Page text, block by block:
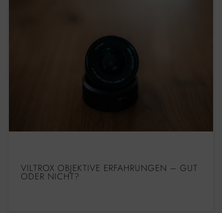
VILTROX OBJEKTIVE ERFAHRUNGEN – GUT
ODER NICHT?